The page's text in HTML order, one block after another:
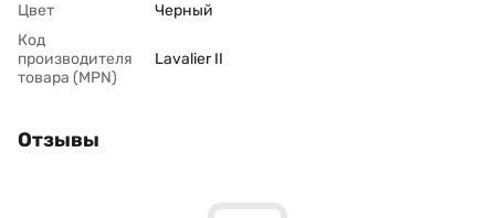
Цвет
Черный
Код
производителя
товара (MPN)
Lavalier II
Отзывы